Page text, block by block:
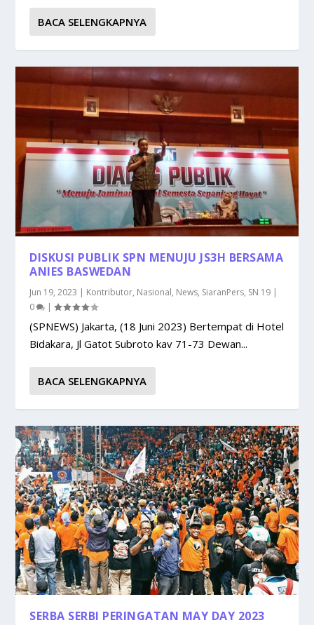
BACA SELENGKAPNYA
DISKUSI PUBLIK SPN MENUJU JS3H BERSAMA
ANIES BASWEDAN
Jun 19, 2023 | Kontributor, Nasional, News, SiaranPers, SN 19 |
0
|
(SPNEWS) Jakarta, (18 Juni 2023) Bertempat di Hotel
Bidakara, Jl Gatot Subroto kav 71-73 Dewan...
BACA SELENGKAPNYA
SERBA SERBI PERINGATAN MAY DAY 2023